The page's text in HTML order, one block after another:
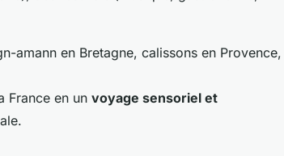
amann en Bretagne, calissons en Provence,
France en un voyage sensoriel et